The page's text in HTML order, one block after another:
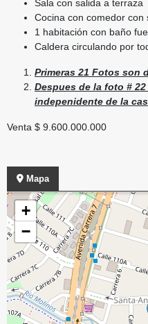
Sala con salida a terraza
Cocina con comedor con
1 habitación con baño
Caldera circulando por
Primeras 21 Fotos son
Despues de la foto # 22
indepenidente de la
Venta $ 9.600.000.000
Mapa
+
−